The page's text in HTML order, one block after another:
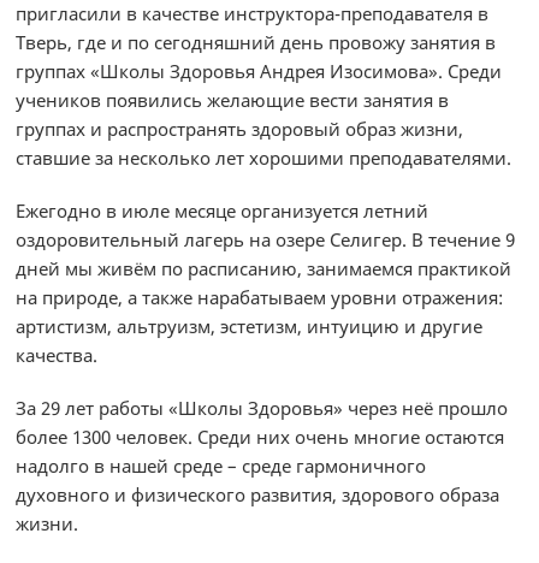
пригласили в качестве инструктора-преподавателя в
Тверь, где и по сегодняшний день провожу занятия в
группах «Школы Здоровья Андрея Изосимова». Среди
учеников появились желающие вести занятия в
группах и распространять здоровый образ жизни,
ставшие за несколько лет хорошими преподавателями.
Ежегодно в июле месяце организуется летний
оздоровительный лагерь на озере Селигер. В течение 9
дней мы живём по расписанию, занимаемся практикой
на природе, а также нарабатываем уровни отражения:
артистизм, альтруизм, эстетизм, интуицию и другие
качества.
За 29 лет работы «Школы Здоровья» через неё прошло
более 1300 человек. Среди них очень многие остаются
надолго в нашей среде – среде гармоничного
духовного и физического развития, здорового образа
жизни.